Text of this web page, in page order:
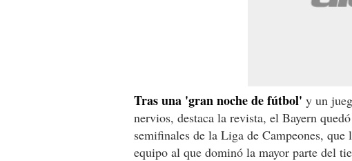
Tras una 'gran noche de fútbol' y un
nervios, destaca la revista, el Bayern
semifinales de la Liga de Campeones,
equipo al que dominó la mayor parte del